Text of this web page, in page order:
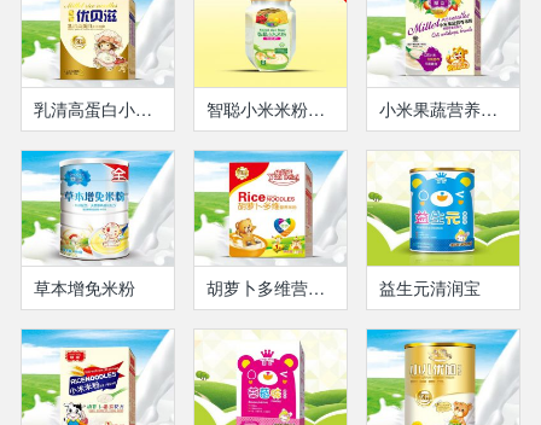
乳清高蛋白小米米粉(盒装） 智聪小米米粉（罐装） 小米果蔬营养米粉燕麦哈蜜瓜配方
草本增免米粉 胡萝卜多维营养米粉(盒装） 益生元清润宝